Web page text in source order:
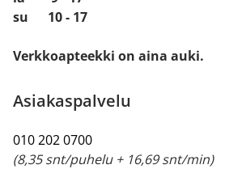
su 10 - 17
Verkkoapteekki on aina auki.
Asiakaspalvelu
010 202 0700
(8,35 snt/puhelu + 16,69 snt/min)